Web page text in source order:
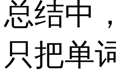
总结中
只把单